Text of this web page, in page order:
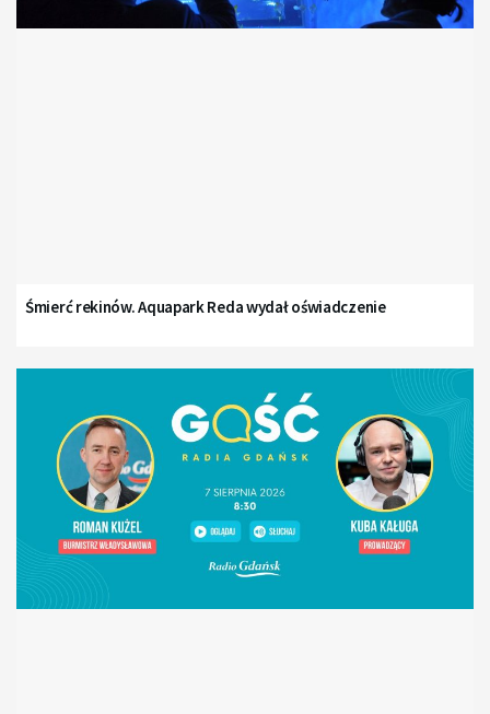
Śmierć rekinów. Aquapark Reda wydał oświadczenie